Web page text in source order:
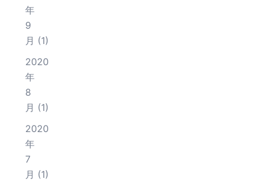
年
9
月 (1)
2020
年
8
月 (1)
2020
年
7
月 (1)